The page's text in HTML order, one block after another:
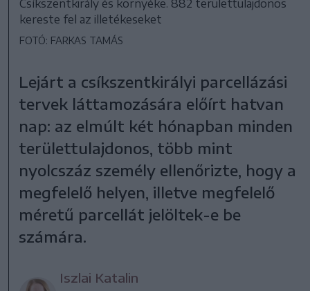
Csíkszentkirály és környéke. 882 területtulajdonos
kereste fel az illetékeseket
FOTÓ: FARKAS TAMÁS
Lejárt a csíkszentkirályi parcellázási
tervek láttamozására előírt hatvan
nap: az elmúlt két hónapban minden
területtulajdonos, több mint
nyolcszáz személy ellenőrizte, hogy a
megfelelő helyen, illetve megfelelő
méretű parcellát jelöltek-e be
számára.
Iszlai Katalin